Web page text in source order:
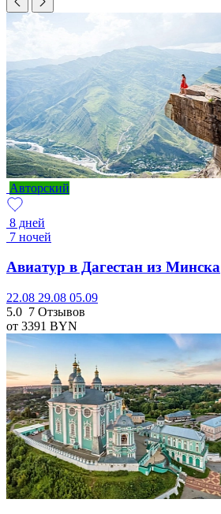
Авторский
8 дней
7 ночей
Авиатур в Дагестан из Минска
22.08 29.08 05.09
5.0 7 Отзывов
от 3391 BYN